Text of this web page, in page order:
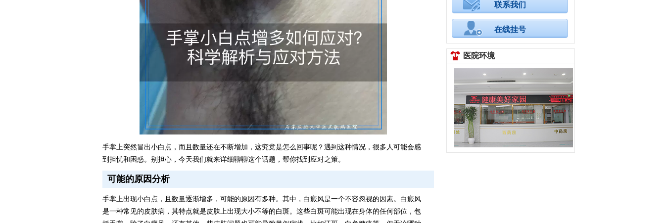
手掌上突然冒出小白点，而且数量还在不断增加，这究竟是怎么回事呢？遇到这种情况，很多人可能会感
到担忧和困惑。别担心，今天我们就来详细聊聊这个话题，帮你找到应对之策。
可能的原因分析
手掌上出现小白点，且数量逐渐增多，可能的原因有多种。其中，白癜风是一个不容忽视的因素。白癜风
是一种常见的皮肤病，其特点就是皮肤上出现大小不等的白斑。这些白斑可能出现在身体的任何部位，包
联系我们
在线挂号
医院环境